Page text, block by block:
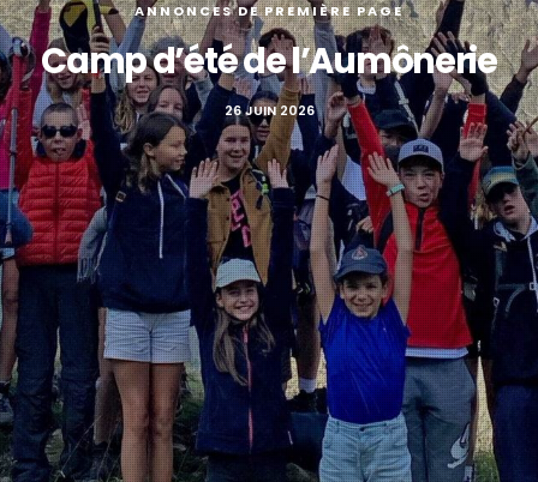
ANNONCES DE PREMIÈRE PAGE
Camp d’été de l’Aumônerie
26 JUIN 2026